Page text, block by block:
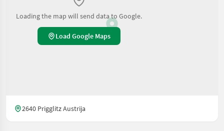
Loading the map will send data to Google.
Load Google Maps
2640 Prigglitz Austrija